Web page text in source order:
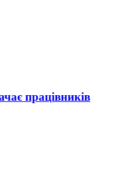
працівників